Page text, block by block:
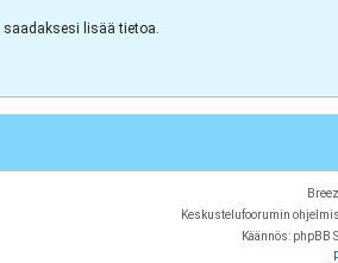
saadaksesi lisää tietoa.
Keskustelufoorumin
Käännös: phpBB